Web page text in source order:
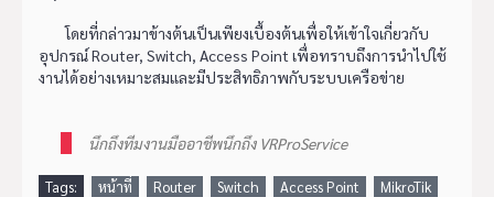
โดยที่กล่าวมาข้างต้นเป็นเพียงเบื้องต้นเพื่อให้เข้าใจเกี่ยวกับ
อุปกรณ์ Router, Switch, Access Point เพื่อทราบถึงการนำไปใช้
งานได้อย่างเหมาะสมและมีประสิทธิภาพกับระบบเครือข่าย
นึกถึงทีมงานมืออาชีพนึกถึง VRProService
Tags: หน้าที่ Router Switch Access Point
MikroTik